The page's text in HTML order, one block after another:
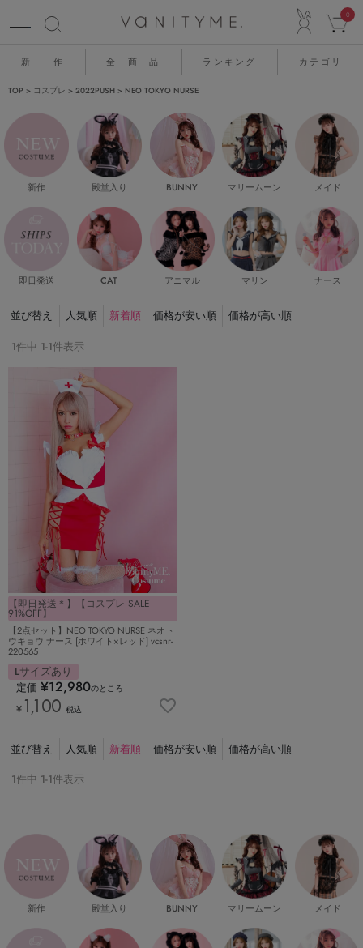
0
新 作 全 商 品 ランキング カテゴリ
TOP コスプレ 2022PUSH NEO TOKYO NURSE
新作
即日発送
殿堂入り
CAT
BUNNY
アニマル
マリームーン
マリン
メイド
ナース
並び替え 人気順 新着順 価格が安い順
価格が高い順
1件中 1-1件表示
【即日発送＊】【コスプレ SALE
91%OFF】
【2点セット】NEO TOKYO NURSE ネオト
ウキョウ ナース [ホワイト×レッド] vcsnr-
220565
Lサイズあり
定価 ¥12,980のところ
¥ 1,100 税込
並び替え 人気順 新着順 価格が安い順
価格が高い順
1件中 1-1件表示
新作 殿堂入り BUNNY マリームーン メイド